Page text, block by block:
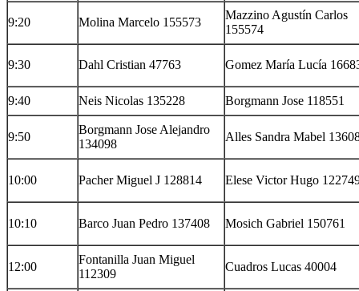
9:20 Molina Marcelo 155573
Mazzino Agustín Carlos
155574
9:30 Dahl Cristian 47763 Gomez María Lucía
9:40 Neis Nicolas 135228 Borgmann Jose 118551
9:50
Borgmann Jose Alejandro
134098
Alles Sandra Mabel
10:00 Pacher Miguel J 128814 Elese Victor Hugo
10:10 Barco Juan Pedro 137408 Mosich Gabriel 150761
12:00
Fontanilla Juan Miguel
112309
Cuadros Lucas 40004